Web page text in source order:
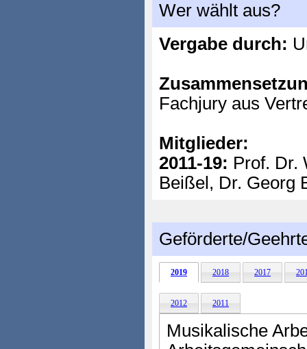
Wer wählt aus?
Vergabe durch:
Fachjury aus
Mitglieder:
2011-19: Prof. Dr.
Beißel, Dr. Georg
Geförderte/
2019 2018 2017
2012 2011
Musikalische